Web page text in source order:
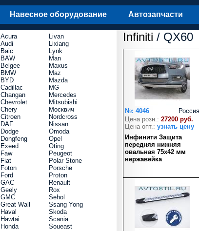
Навесное оборудование Автозапчасти
Infiniti / QX60
Россия
№: 4046
Цена розн.: 27200 руб.
Цена опт.: узнать цену
Инфинити Защита
передняя нижняя
овальная 75х42 мм
нержавейка
Acura
Audi
Baic
BAW
Belgee
BMW
BYD
Cadillac
Changan
Chevrolet
Chery
Citroen
DAF
Dodge
Dongfeng
Exeed
Faw
Fiat
Foton
Ford
GAC
Geely
GMC
Great Wall
Haval
Hawtai
Honda
Livan
Lixiang
Lynk
Man
Maxus
Maz
Mazda
MG
Mercedes
Mitsubishi
Москвич
Nordcross
Nissan
Omoda
Opel
Oting
Peugeot
Polar Stone
Porsche
Proton
Renault
Rox
Sehol
Ssang Yong
Skoda
Scania
Soueast